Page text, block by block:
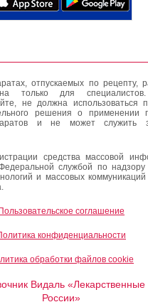
отпускаемых по рецепту,
только для
не должна использоваться
решения о применении
и не может служить
средства массовой
службой по
и массовых коммуникаций
соглашение
конфиденциальности
обработки файлов cookie
Видаль «Лекарственные
России»